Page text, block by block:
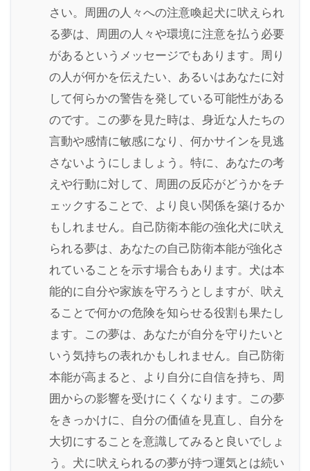
さい。周囲の人々への注意喚起犬に吠えられ
る夢は、周囲の人々や環境に注意を払う必要
があるというメッセージでもあります。周り
の人が何かを伝えたい、あるいはあなたに対
して何らかの警告を発している可能性がある
のです。この夢を見た時は、身近な人たちの
言動や感情に敏感になり、何かサインを見逃
さないようにしましょう。特に、あなたの考
えや行動に対して、周囲の反応がどうかをチ
ェックすることで、より良い関係を築けるか
もしれません。自己防衛本能の強化犬に吠え
られる夢は、あなたの自己防衛本能が強化さ
れていることを示す場合もあります。犬は本
能的に自分や家族を守ろうとしますが、吠え
ることで何かの危険を知らせる役割も果たし
ます。この夢は、あなたが自分を守りたいと
いう気持ちの表れかもしれません。自己防衛
本能が高まると、より自分に自信を持ち、周
囲からの影響を受けにくくなります。この夢
をきっかけに、自分の価値を見直し、自分を
大切にすることを意識してみると良いでしょ
う。犬に吠えられるの夢が持つ運気とは続い